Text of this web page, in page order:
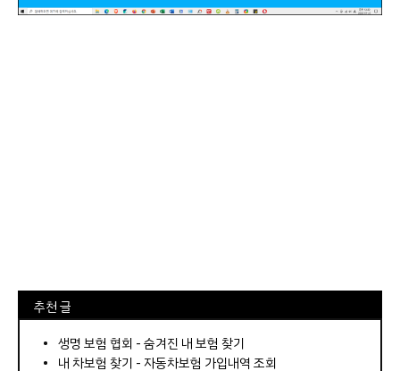
⠀추천 글
⠀­­­­­­­­؜؜؜؜­­­­­­­­؜؜؜؜• 생명 보험 협회 - 숨겨진 내 보험 찾기
내 차보험 찾기 - 자동차보험 가입내역 조회